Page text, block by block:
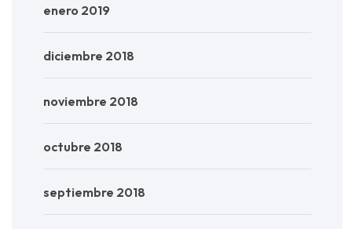
enero 2019
diciembre 2018
noviembre 2018
octubre 2018
septiembre 2018